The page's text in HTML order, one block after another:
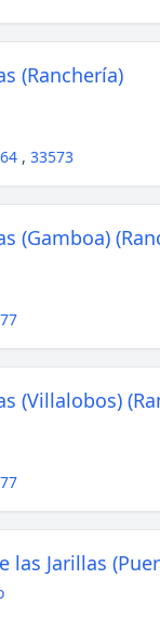
(Ranchería)
, 33573
(Gamboa)
(Villalobos)
las Jarillas